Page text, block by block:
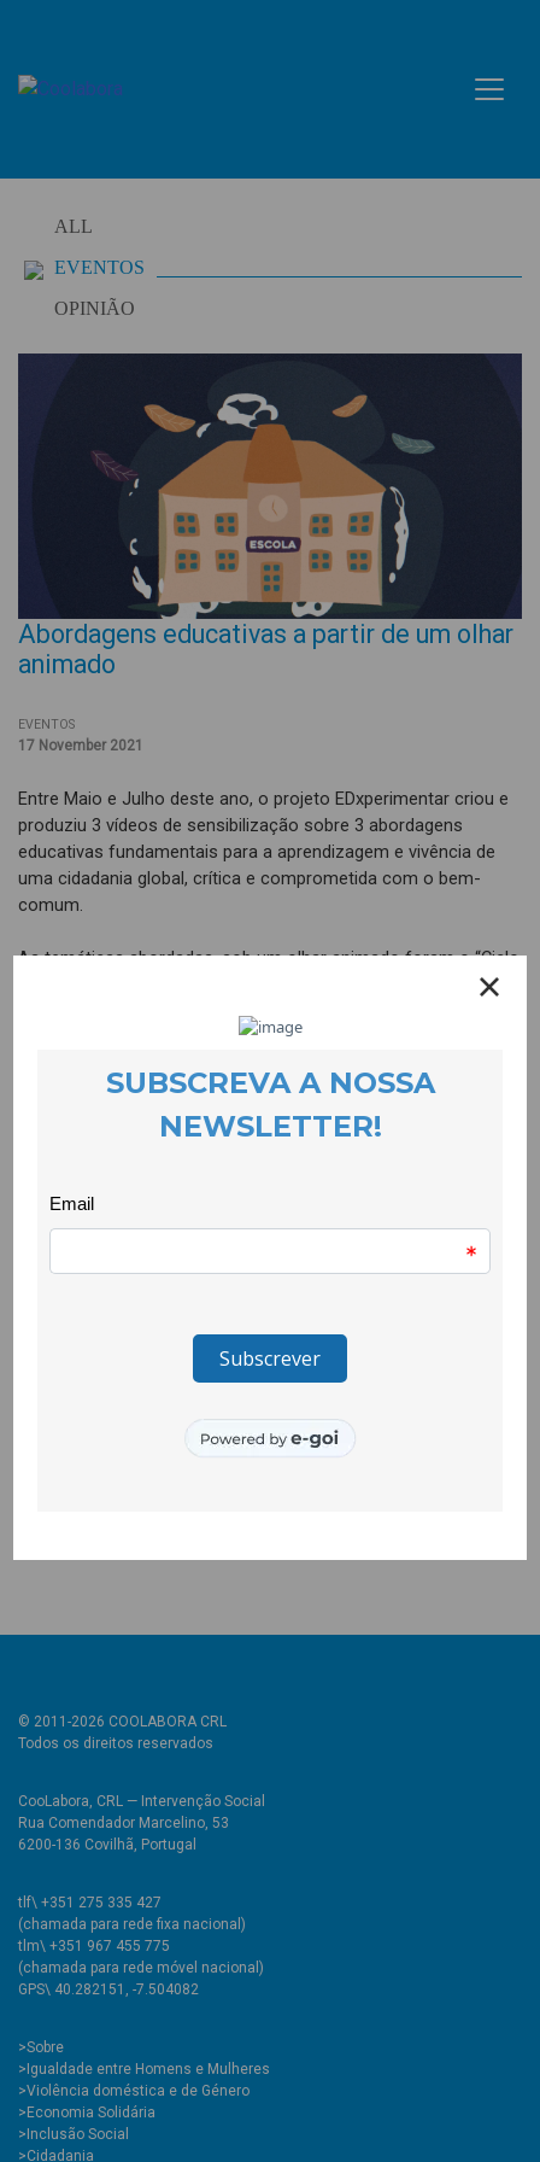
content
ALL
EVENTOS
OPINIÃO
Abordagens educativas a partir de um olhar
animado
EVENTOS
17 November 2021
Entre Maio e Julho deste ano, o projeto EDxperimentar criou e
produziu 3 vídeos de sensibilização sobre 3 abordagens
educativas fundamentais para a aprendizagem e vivência de
uma cidadania global, crítica e comprometida com o bem-
comum.
As temáticas abordadas, sob um olhar animado foram o “Ciclo
da Aprendizagem Experiencial”, a “Abordagem Whole-School” e
o “Trabalho Colaborativo”. Todos os vídeos incluem uma parte
específica sobre a ligação da Educação para a Cidadania Global
Os três vídeos foram pensados como processos
experimentais, onde as abordagens são explicadas através de
formativos com pessoas pertencentes às comunidades
educativas. Foram animados e produzidos pela dupla criativa
…/abordagens-educativas-a-partir-de…/
O projecto EDxperimentar – Laboratórios de Cidadania Global &
parceria com a CooLabora, a Associação Casa Velha, e a
Cooperativa Mandacaru. É co-financiado pelo Camões, I.P.,
© 2011-2026 COOLABORA CRL
Todos os direitos reservados
CooLabora, CRL — Intervenção Social
Rua Comendador Marcelino, 53
6200-136 Covilhã, Portugal
tlf\ +351 275 335 427
(chamada para rede fixa nacional)
tlm\ +351 967 455 775
(chamada para rede móvel nacional)
GPS\ 40.282151, -7.504082
>Sobre
>Igualdade entre Homens e Mulheres
>Violência doméstica e de Género
>Economia Solidária
>Inclusão Social
>Cidadania